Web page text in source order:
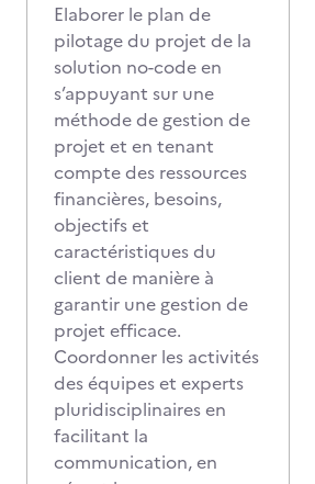
Elaborer le plan de
pilotage du projet de la
solution no-code en
s’appuyant sur une
méthode de gestion de
projet et en tenant
compte des ressources
financières, besoins,
objectifs et
caractéristiques du
client de manière à
garantir une gestion de
projet efficace.
Coordonner les activités
des équipes et experts
pluridisciplinaires en
facilitant la
communication, en